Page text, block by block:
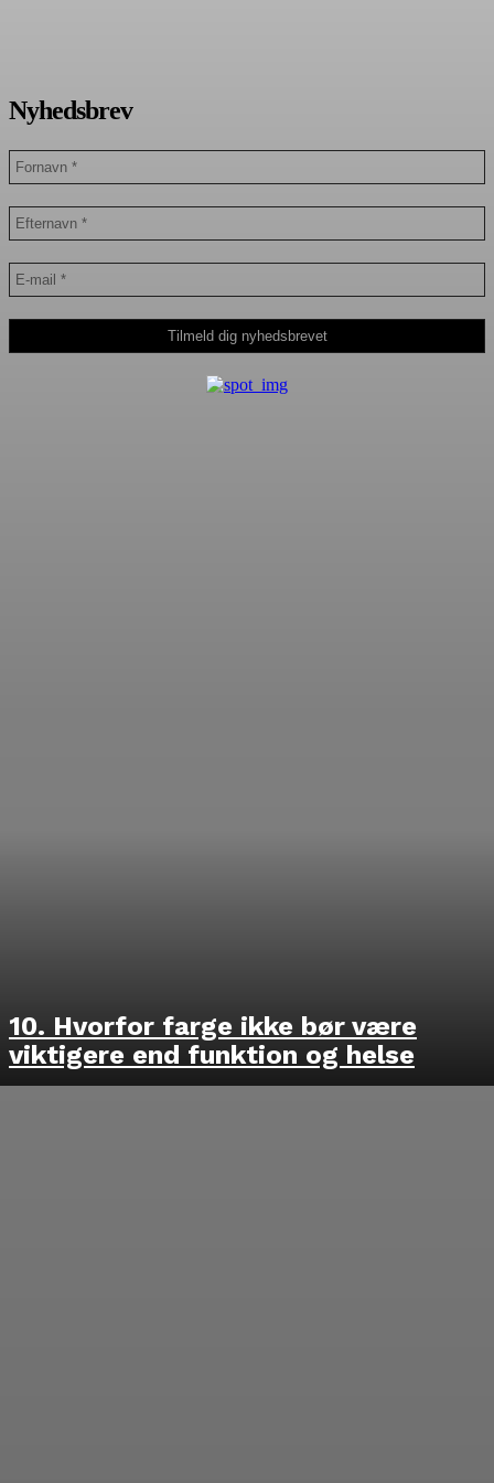
Nyhedsbrev
10. Hvorfor farge ikke bør være
viktigere end funktion og helse